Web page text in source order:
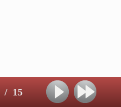
/ 15